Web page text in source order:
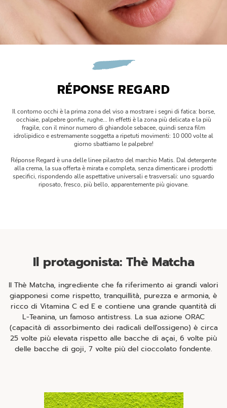
Réponse Pureté
Réponse Délicate
Réponse Cosmake-up
Réponse Fondamentale
Réponse Body
Réponse Soleil
Edizione Limitata
RÉPONSE REGARD
Il contorno occhi è la prima zona del viso a mostrare i segni di fatica: borse,
occhiaie, palpebre gonfie, rughe... In effetti è la zona più delicata e la più
fragile, con il minor numero di ghiandole sebacee, quindi senza film
idrolipidico e estremamente soggetta a ripetuti movimenti: 10 000 volte al
giorno sbattiamo le palpebre!
Réponse Regard è una delle linee pilastro del marchio Matis. Dal detergente
alla crema, la sua offerta è mirata e completa, senza dimenticare i prodotti
specifici, rispondendo alle aspettative universali e trasversali: uno sguardo
riposato, fresco, più bello, apparentemente più giovane.
Il protagonista: Thè Matcha
Il Thè Matcha, ingrediente che fa riferimento ai grandi valori
giapponesi come rispetto, tranquillità, purezza e armonia, è
ricco di Vitamina C ed E e contiene una grande quantità di
L-Teanina, un famoso antistress. La sua azione ORAC
(capacità di assorbimento dei radicali dell'ossigeno) è circa
25 volte più elevata rispetto alle bacche di açai, 6 volte più
delle bacche di goji, 7 volte più del cioccolato fondente.